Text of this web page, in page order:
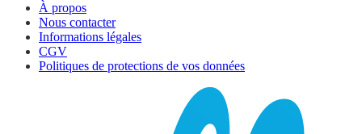
À propos
Nous contacter
Informations légales
CGV
Politiques de protections de vos données